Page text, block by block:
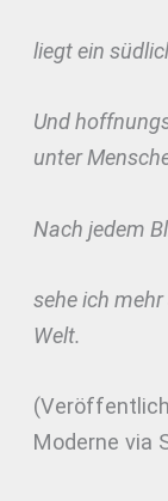
liegt ein
Und
unter
Nach jedem
sehe ich
Welt.
Moderne via